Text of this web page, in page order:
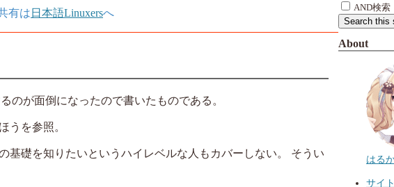
有は 日本語Linuxersへ
のが面倒になったので書いたものである。
うを参照。
基礎を知りたいというハイレベルな人もカバーしない。 そうい
AND検索
About
はる
サイ